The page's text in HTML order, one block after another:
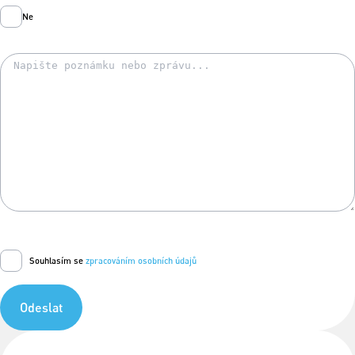
Ne
Souhlasím se zpracováním osobních údajů
Odeslat